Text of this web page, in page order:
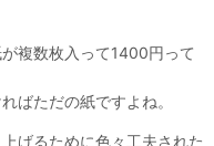
複数枚入って1400円って
ばただの紙ですよね。
げるために色々工夫された